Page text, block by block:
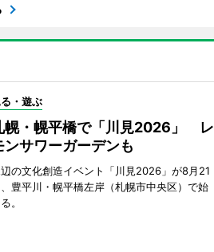
・遊ぶ
幌・幌平橋で「川見2026」 レ
ンサワーガーデンも
の文化創造イベント「川見2026」が8月21
、豊平川・幌平橋左岸（札幌市中央区）で始
。